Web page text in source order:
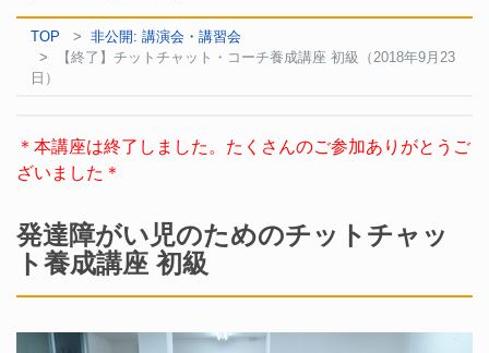
TOP
非公開: 講演会・講習会
【終了】チットチャット・コーチ養成講座 初級（2018年9月23
日）
＊本講座は終了しました。たくさんのご参加ありがとうご
ざいました＊
発達障がい児のためのチットチャッ
ト養成講座 初級